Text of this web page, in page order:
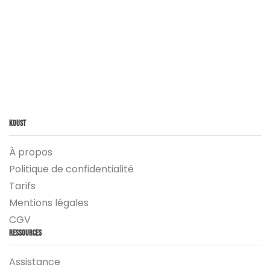
Koust
À propos
Politique de confidentialité
Tarifs
Mentions légales
CGV
Ressources
Assistance